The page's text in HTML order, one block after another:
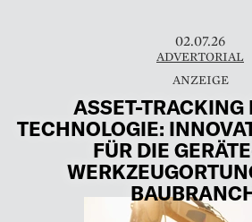
02.07.26
ADVERTORIAL
ASSET-TRACKING
TECHNOLOGIE:
FÜR DIE